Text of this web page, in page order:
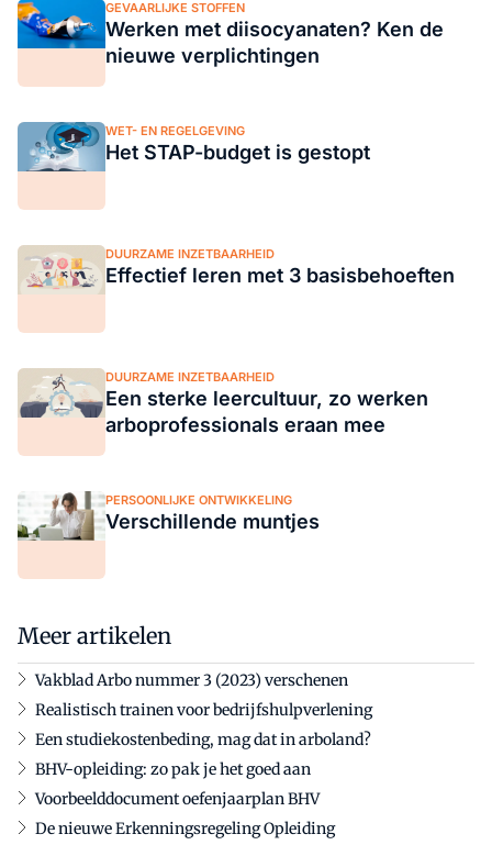
GEVAARLIJKE STOFFEN
Werken met diisocyanaten? Ken de
nieuwe verplichtingen
WET- EN REGELGEVING
Het STAP-budget is gestopt
DUURZAME INZETBAARHEID
Effectief leren met 3 basisbehoeften
DUURZAME INZETBAARHEID
Een sterke leercultuur, zo werken
arboprofessionals eraan mee
PERSOONLIJKE ONTWIKKELING
Verschillende muntjes
Meer artikelen
Vakblad Arbo nummer 3 (2023) verschenen
Realistisch trainen voor bedrijfshulpverlening
Een studiekostenbeding, mag dat in arboland?
BHV-opleiding: zo pak je het goed aan
Voorbeelddocument oefenjaarplan BHV
De nieuwe Erkenningsregeling Opleiding